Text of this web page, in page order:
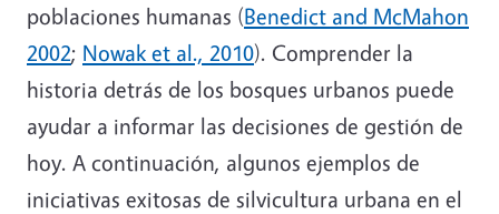
poblaciones humanas (Benedict and McMahon
2002; Nowak et al., 2010). Comprender la
historia detrás de los bosques urbanos puede
ayudar a informar las decisiones de gestión de
hoy. A continuación, algunos ejemplos de
iniciativas exitosas de silvicultura urbana en el